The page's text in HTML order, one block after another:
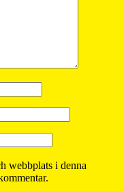
webbplats i denna